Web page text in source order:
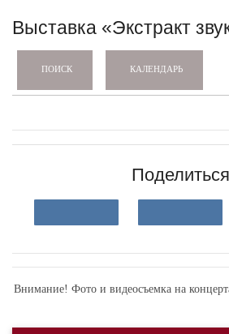
Выставка «Экстракт
ПОИСК КАЛЕНДАРЬ
Поделиться
Внимание! Фото и видеосъемка на